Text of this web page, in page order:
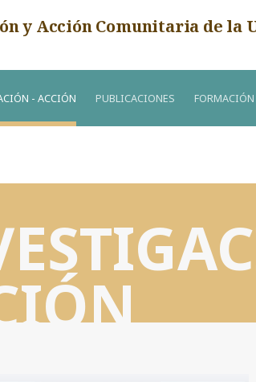
y Acción Comunitaria de la
- ACCIÓN PUBLICACIONES FORMACIÓN